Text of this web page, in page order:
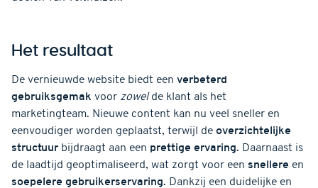
Het resultaat
De vernieuwde website biedt een verbeterd
gebruiksgemak voor zowel de klant als het
marketingteam. Nieuwe content kan nu veel sneller en
eenvoudiger worden geplaatst, terwijl de overzichtelijke
structuur bijdraagt aan een prettige ervaring. Daarnaast is
de laadtijd geoptimaliseerd, wat zorgt voor een snellere en
soepelere gebruikerservaring. Dankzij een duidelijke en